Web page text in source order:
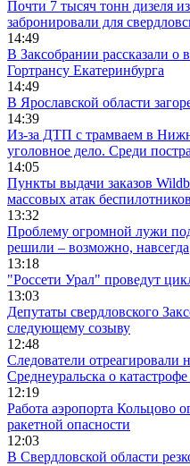
Почти 7 тысяч тонн дизеля
забронировали для
14:49
В Заксобрании рассказали
Гортрансу Екатеринбурга
14:49
В Ярославской области
14:39
Из-за ДТП с трамваем в
уголовное дело. Среди
14:05
Пункты выдачи заказов
массовых атак беспилотников
13:32
Проблему огромной лужи
решили – возможно, навсегда
13:18
"Россети Урал" проведут
13:03
Депутаты свердловского
следующему созыву
12:48
Следователи отреагировали
Среднеуральска о
12:19
Работа аэропорта Кольцово
ракетной опасности
12:03
В Свердловской области